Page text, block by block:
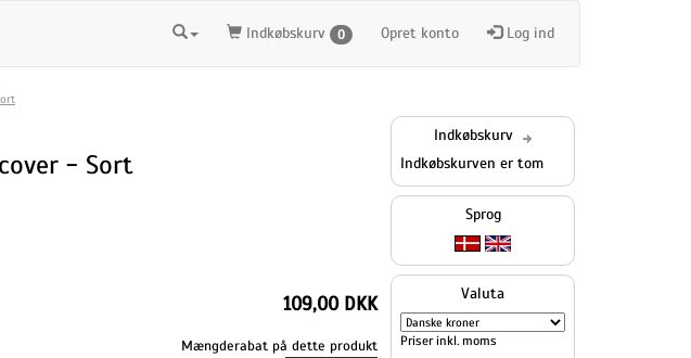
Indkøbskurv 0 Opret konto Log ind
- Sort
109,00 DKK
Mængderabat på dette produkt
Indkøbskurv
Indkøbskurven er tom
Sprog
Valuta
Priser inkl. moms